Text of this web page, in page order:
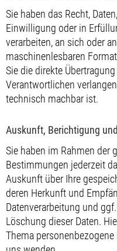
Sie haben das Recht,
Einwilligung oder in
verarbeiten, an sich oder
maschinenlesbaren
Sie die direkte
Verantwortlichen
technisch machbar ist.
Auskunft, Berichtigung
Sie haben im Rahmen der
Bestimmungen jederzeit
Auskunft über Ihre
deren Herkunft und
Datenverarbeitung und
Löschung dieser Daten.
Thema